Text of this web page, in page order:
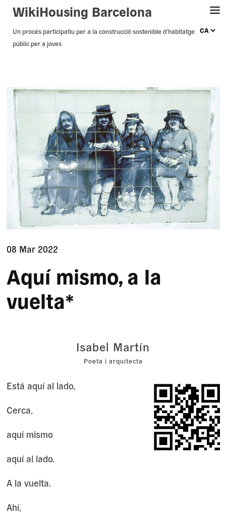
Skip
WikiHousing Barcelona
Un procés participatiu per a la construcció sostenible d’habitatge
públic per a joves
08 Mar 2022
Aquí mismo, a la
vuelta*
Isabel Martín
Poeta i arquitecta
Está aquí al lado,
Cerca,
aquí mismo
aquí al lado.
A la vuelta.
Ahí,